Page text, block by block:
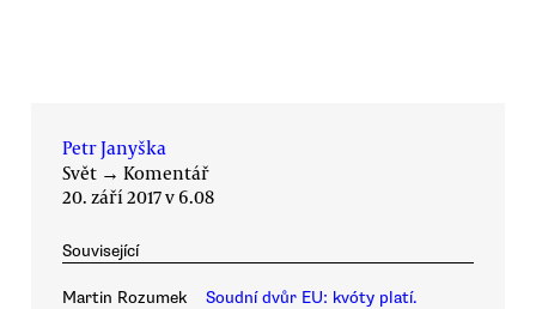
Petr Janyška
Svět → Komentář
20. září 2017 v 6.08
Související
Martin Rozumek
Soudní dvůr EU: kvóty platí.